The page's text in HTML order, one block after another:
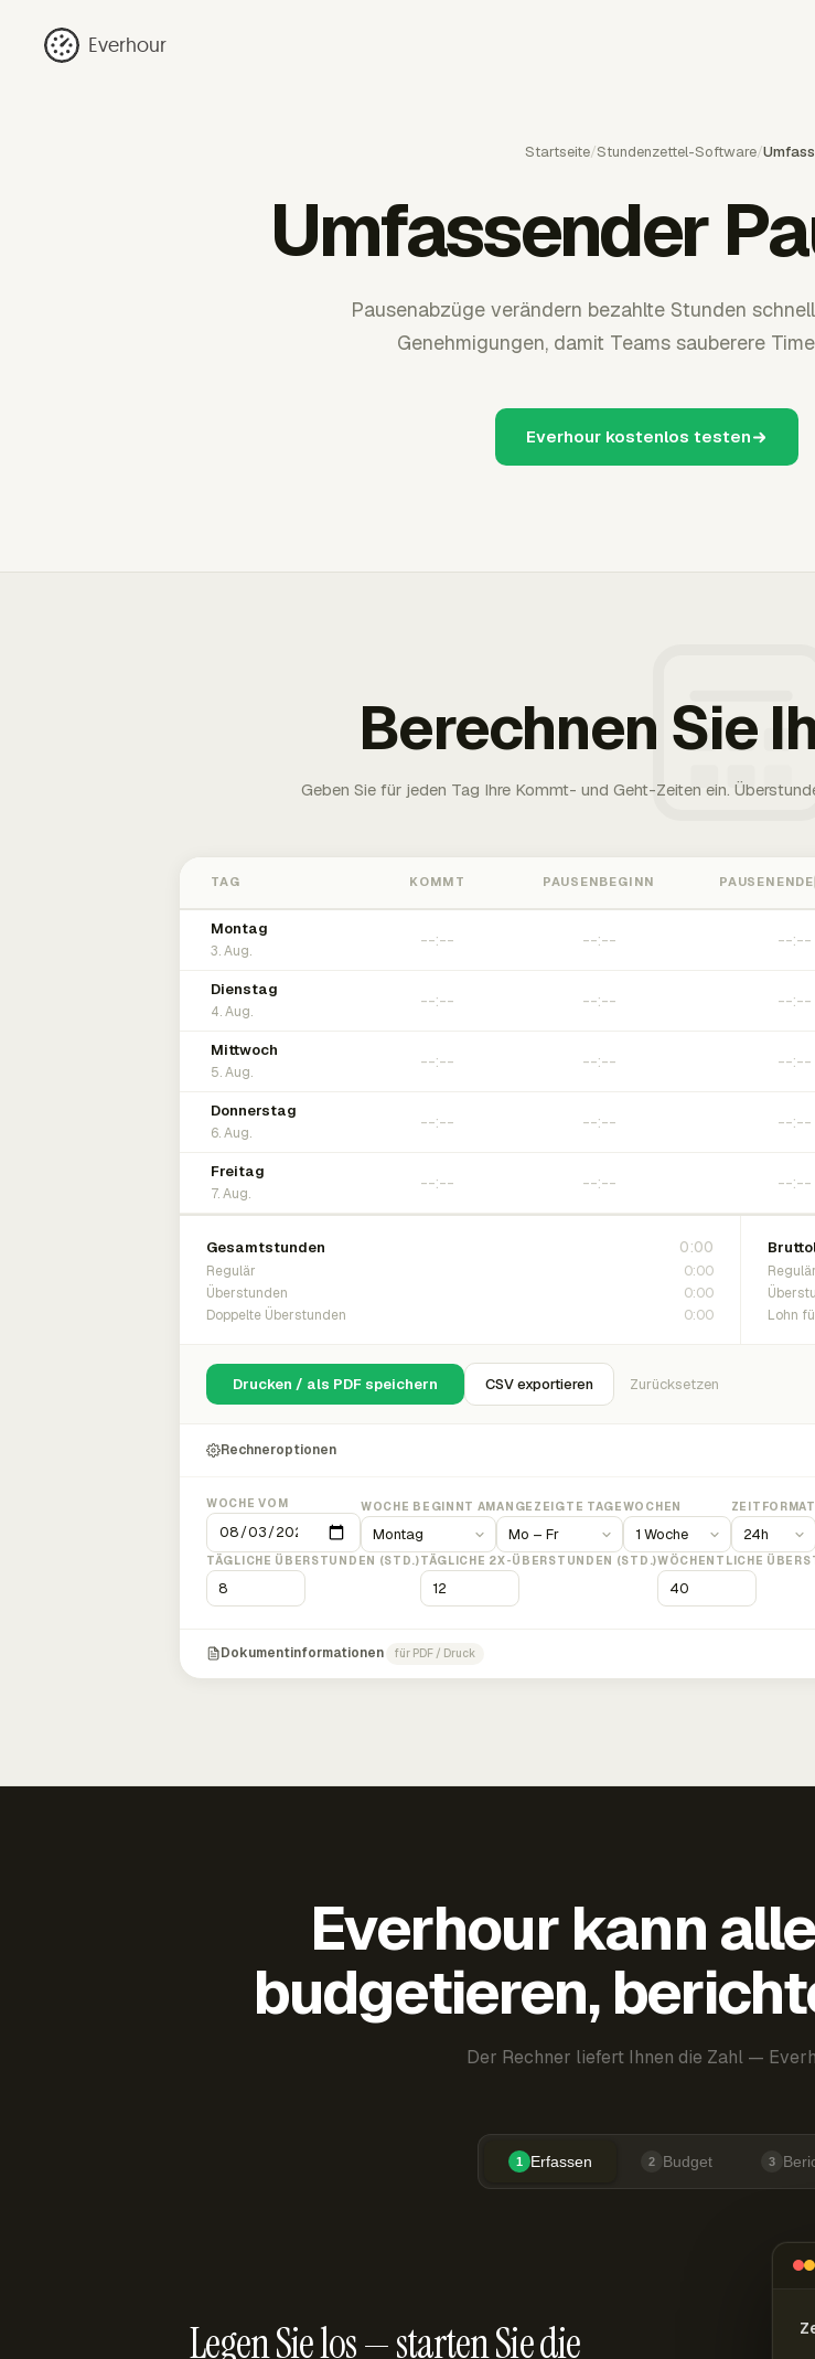
Everhour
Startseite/Stundenzettel-Software/
Umfassender
Pausenabzüge verändern bezahlte Stunden
Genehmigungen, damit Teams sauberere
Everhour kostenlos testen
Berechnen Sie
Geben Sie für jeden Tag Ihre Kommt- und Geht-Zeiten ein.
TAG KOMMT PAUSENBEGINN PAUSENENDE
Montag
3. Aug.
Dienstag
4. Aug.
Mittwoch
5. Aug.
Donnerstag
6. Aug.
Freitag
7. Aug.
Gesamtstunden 0:00
Regulär 0:00
Überstunden 0:00
Doppelte Überstunden 0:00 Lohn
Drucken / als PDF speichern CSV exportieren Zurücksetzen
Rechneroptionen
WOCHE VOM WOCHE BEGINNT AMANGEZEIGTE TAGEWOCHEN ZEITFORMAT
TÄGLICHE ÜBERSTUNDEN (STD.)TÄGLICHE 2X-ÜBERSTUNDEN (STD.)WÖCHENTLICHE
Dokumentinformationen für PDF / Druck
Everhour kann
budgetieren,
Der Rechner liefert Ihnen die Zahl —
1 Erfassen 2 Budget 3
Legen Sie los — starten Sie die